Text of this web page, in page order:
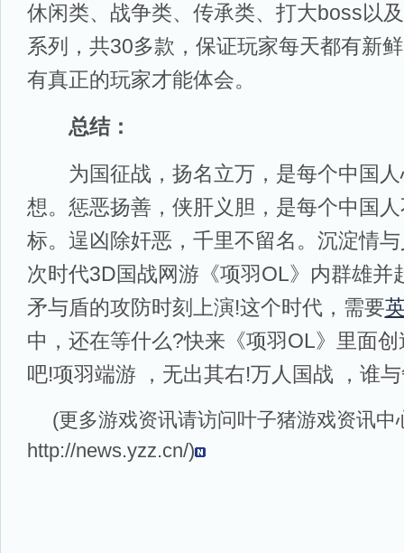
休闲类、战争类、传承类、打大boss以
系列，共30多款，保证玩家每天都有新
有真正的玩家才能体会。
总结：
为国征战，扬名立万，是每个中国人
想。惩恶扬善，侠肝义胆，是每个中国
标。逞凶除奸恶，千里不留名。沉淀情
次时代3D国战网游《项羽OL》内群雄并
矛与盾的攻防时刻上演!这个时代，需要
中，还在等什么?快来《项羽OL》里面
吧!项羽端游 ，无出其右!万人国战 ，谁
(更多游戏资讯请访问叶子猪游戏资讯中
http://news.yzz.cn/)